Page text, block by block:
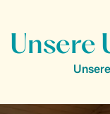
Unsere